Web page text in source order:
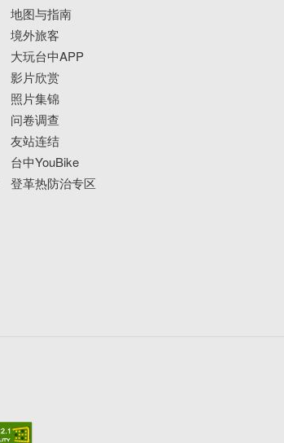
地图与指南
境外旅客
大玩台中APP
影片欣赏
照片集锦
问卷调查
友站连结
台中YouBike
登革热防治专区